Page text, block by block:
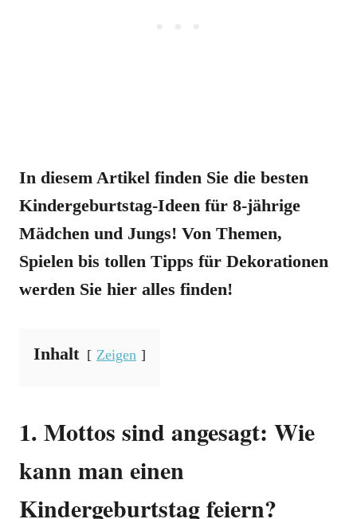
In diesem Artikel finden Sie die besten
Kindergeburtstag-Ideen für 8-jährige
Mädchen und Jungs! Von Themen,
Spielen bis tollen Tipps für Dekorationen
werden Sie hier alles finden!
Inhalt Zeigen
1. Mottos sind angesagt: Wie
kann man einen
Kindergeburtstag feiern?